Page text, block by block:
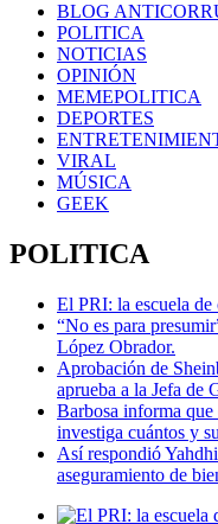
BLOG
POLITICA
NOTICIAS
OPINIÓN
MEMEPOLITICA
DEPORTES
VIRAL
MÚSICA
GEEK
POLITICA
El PRI: la escuela
“No es para
López Obrador.
Aprobación de
aprueba a la Jefa de
Barbosa informa
investiga cuántos y
Así respondió
aseguramiento de